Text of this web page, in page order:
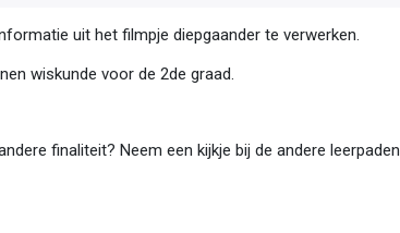
uit het filmpje diepgaander te verwerken.
wiskunde voor de 2de graad.
finaliteit? Neem een kijkje bij de andere leerpaden